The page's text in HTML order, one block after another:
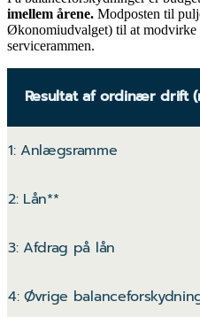
imellem årene. Modposten til
Økonomiudvalget) til at modvirke
servicerammen.
Resultat af ordinær drift
1: Anlægsramme
2: Lån**
3: Afdrag på lån
4: Øvrige